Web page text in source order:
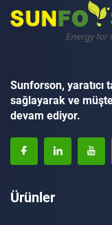
Sunforson, yaratıcı
sağlayarak ve
devam ediyor.
Ürünler